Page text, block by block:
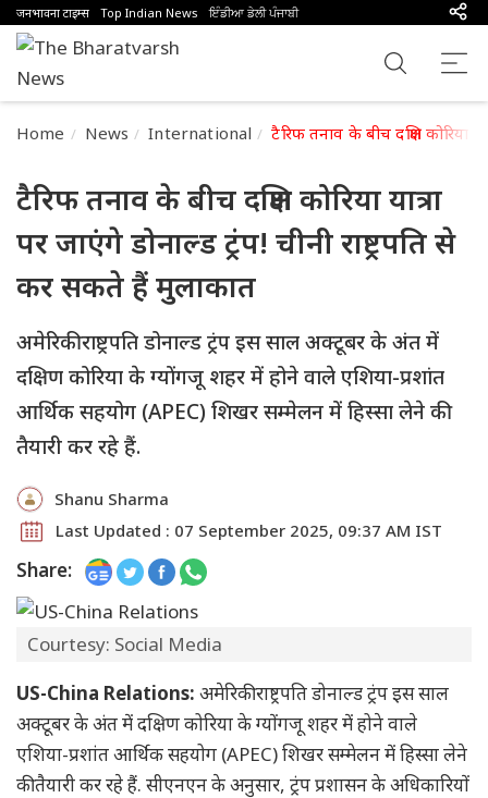
जनभावना टाइम्स Top Indian News ਇੰਡੀਆ ਡੇਲੀ ਪੰਜਾਬੀ
Home News International टैरिफ तनाव के बीच दक्षिण कोरिया
टैरिफ तनाव के बीच दक्षिण कोरिया यात्रा
पर जाएंगे डोनाल्ड ट्रंप! चीनी राष्ट्रपति से
कर सकते हैं मुलाकात
अमेरिकी राष्ट्रपति डोनाल्ड ट्रंप इस साल अक्टूबर के अंत में
दक्षिण कोरिया के ग्योंगजू शहर में होने वाले एशिया-प्रशांत
आर्थिक सहयोग (APEC) शिखर सम्मेलन में हिस्सा लेने की
तैयारी कर रहे हैं.
Shanu Sharma
Last Updated : 07 September 2025, 09:37 AM IST
Share:
Courtesy: Social Media
US-China Relations: अमेरिकी राष्ट्रपति डोनाल्ड ट्रंप इस साल
अक्टूबर के अंत में दक्षिण कोरिया के ग्योंगजू शहर में होने वाले
एशिया-प्रशांत आर्थिक सहयोग (APEC) शिखर सम्मेलन में हिस्सा लेने
की तैयारी कर रहे हैं. सीएनएन के अनुसार, ट्रंप प्रशासन के अधिकारियों